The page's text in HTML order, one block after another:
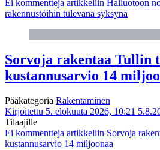
Ei kommentteja artikkeliin Hailuotoon
rakennustöihin tulevana syksynä
Sorvoja rakentaa Tullin
kustannusarvio 14
Pääkategoria Rakentaminen
Kirjoitettu 5. elokuuta 2026, 10:21
Tilaajille
Ei kommentteja artikkeliin Sorvoja
kustannusarvio 14 miljoonaa